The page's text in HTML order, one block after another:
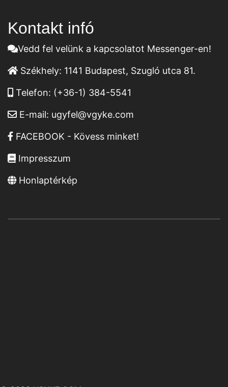
Kontakt infó
Vedd fel velünk a kapcsolatot Messenger-en!
Székhely: 1141 Budapest, Szugló utca 81.
Telefon: (+36-1) 384-5541
E-mail: ugyfel@vgyke.com
FACEBOOK - Kövess minket!
Impresszum
Honlaptérkép